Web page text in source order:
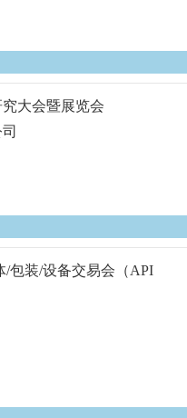
大会暨展览会
/包装/设备交易会（API